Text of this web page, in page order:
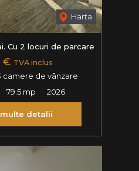
Harta
Cu 2 locuri de parcare
€ TVA inclus
camere de vânzare
79.5 mp 2026
detalii